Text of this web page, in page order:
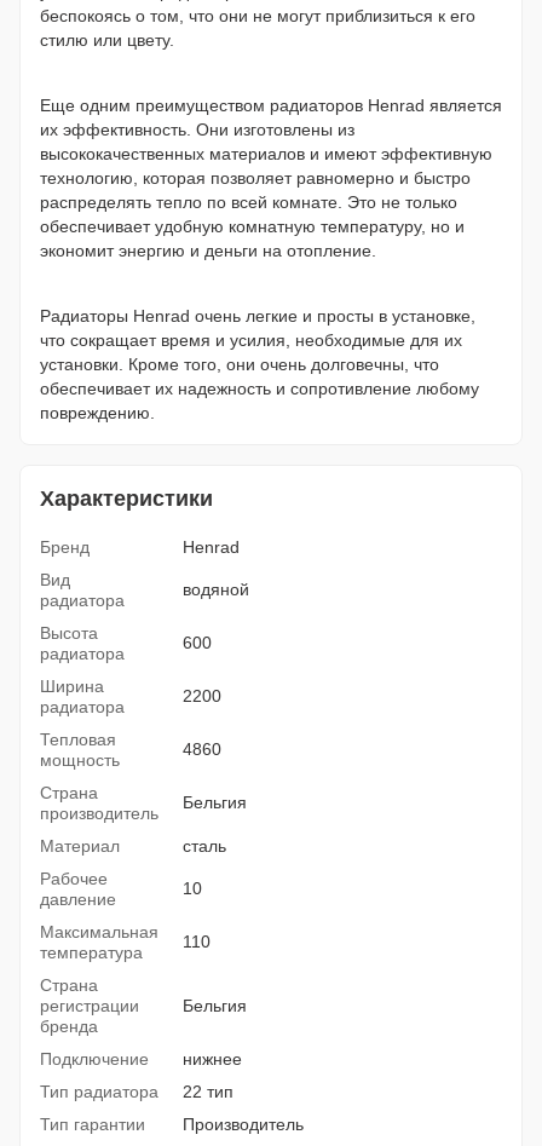
беспокоясь о том, что они не могут приблизиться к его
стилю или цвету.
Еще одним преимуществом радиаторов Henrad является
их эффективность. Они изготовлены из
высококачественных материалов и имеют эффективную
технологию, которая позволяет равномерно и быстро
распределять тепло по всей комнате. Это не только
обеспечивает удобную комнатную температуру, но и
экономит энергию и деньги на отопление.
Радиаторы Henrad очень легкие и просты в установке,
что сокращает время и усилия, необходимые для их
установки. Кроме того, они очень долговечны, что
обеспечивает их надежность и сопротивление любому
повреждению.
Характеристики
Бренд
Henrad
Вид
радиатора
водяной
Высота
радиатора
600
Ширина
радиатора
2200
Тепловая
мощность
4860
Страна
производитель
Бельгия
Материал
сталь
Рабочее
давление
10
Максимальная
температура
110
Страна
регистрации
бренда
Бельгия
Подключение
нижнее
Тип радиатора
22 тип
Тип гарантии
Производитель